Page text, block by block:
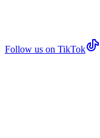
Follow us on TikTok